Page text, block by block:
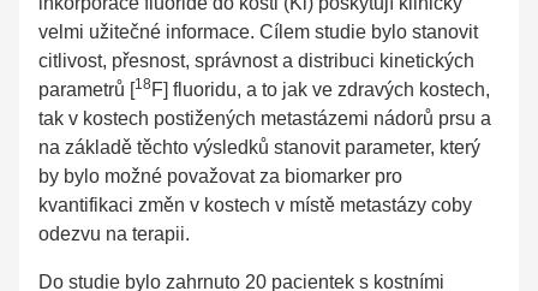
velmi užitečné informace. Cílem studie bylo stanovit
citlivost, přesnost, správnost a distribuci kinetických
parametrů [18F] fluoridu, a to jak ve zdravých kostech,
tak v kostech postižených metastázemi nádorů prsu a
na základě těchto výsledků stanovit parameter, který
by bylo možné považovat za biomarker pro
kvantifikaci změn v kostech v místě metastázy coby
odezvu na terapii.
Do studie bylo zahrnuto 20 pacientek s kostními